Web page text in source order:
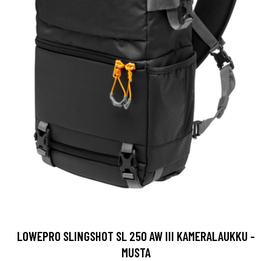
LOWEPRO SLINGSHOT SL 250 AW III KAMERALAUKKU -
MUSTA